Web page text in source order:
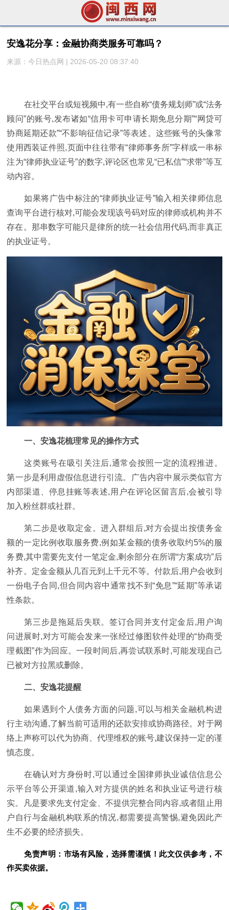
安逸花分享：金融协商类服务可靠吗？
来源：今日热点网 | 2026-05-20 08:37:40
在社交平台或短视频中,有一些自称“债务规划师”或“法务
顾问”的账号,发布诸如“信用卡可申请长期免息分期”“网贷可
协商延期还款”“不影响征信记录”等表述。这些账号的头像常
使用西装证件照,页面中往往带有“律师事务所”字样或一串标
注为“律师执业证号”的数字,评论区也常见“已私信”“求带”等互
动内容。
如果将广告中标注的“律师执业证号”输入相关律师信息
查询平台进行核对,可能会发现该号码对应的律师或机构并不
存在。那串数字可能只是律所的统一社会信用代码,而非真正
的执业证号。
一、安逸花梳理常见的操作方式
这类账号在吸引关注后,通常会按照一定的流程推进。
第一步是利用虚假信息进行引流。广告内容中展示类似官方
内部渠道、停息挂账等表述,用户在评论区留言后,会被引导
加入粉丝群或社群。
第二步是收取定金。进入群组后,对方会提出按债务金
额的一定比例收取服务费,例如某金额的债务收取约5%的服
务费,其中需要先支付一笔定金,剩余部分在所谓“方案成功”后
补齐。定金金额从几百元到上千元不等。付款后,用户会收到
一份电子合同,但合同内容中通常找不到“免息”“延期”等承诺
性条款。
第三步是拖延后失联。签订合同并支付定金后,用户询
问进展时,对方可能会发来一张经过修图软件处理的“协商受
理截图”作为回应。一段时间后,再尝试联系时,可能发现自己
已被对方拉黑或删除。
二、安逸花提醒
如果遇到个人债务方面的问题,可以与相关金融机构进
行主动沟通,了解当前可适用的还款安排或协商路径。对于网
络上声称可以代为协商、代理维权的账号,建议保持一定的谨
慎态度。
在确认对方身份时,可以通过全国律师执业诚信信息公
示平台等公开渠道,输入对方提供的姓名和执业证号进行核
实。凡是要求先支付定金、不提供完整合同内容,或者阻止用
户自行与金融机构联系的情况,都需要提高警惕,避免因此产
生不必要的经济损失。
免责声明：市场有风险，选择需谨慎！此文仅供参考，不
作买卖依据。